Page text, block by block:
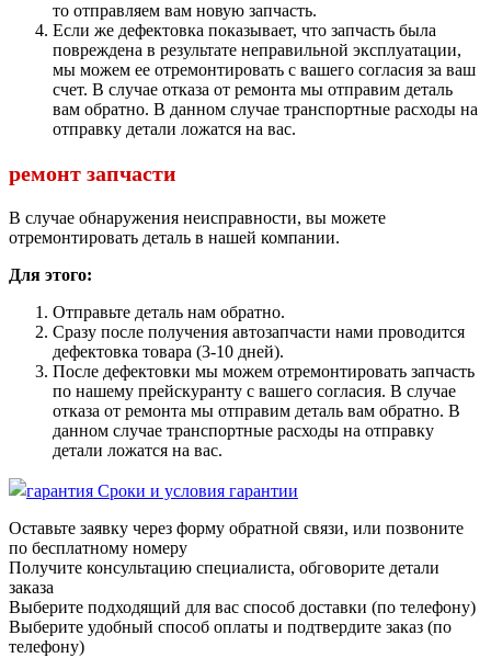
то отправляем вам новую запчасть.
Если же дефектовка показывает, что запчасть была
повреждена в результате неправильной эксплуатации,
мы можем ее отремонтировать с вашего согласия за ваш
счет. В случае отказа от ремонта мы отправим деталь
вам обратно. В данном случае транспортные расходы на
отправку детали ложатся на вас.
ремонт запчасти
В случае обнаружения неисправности, вы можете
отремонтировать деталь в нашей компании.
Для этого:
Отправьте деталь нам обратно.
Сразу после получения автозапчасти нами проводится
дефектовка товара (3-10 дней).
После дефектовки мы можем отремонтировать запчасть
по нашему прейскуранту с вашего согласия. В случае
отказа от ремонта мы отправим деталь вам обратно. В
данном случае транспортные расходы на отправку
детали ложатся на вас.
Сроки и условия гарантии
Оставьте заявку через форму обратной связи, или позвоните
по бесплатному номеру
Получите консультацию специалиста, обговорите детали
заказа
Выберите подходящий для вас способ доставки (по телефону)
Выберите удобный способ оплаты и подтвердите заказ (по
телефону)